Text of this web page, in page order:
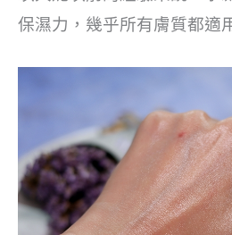
保濕力，幾乎所有膚質都適